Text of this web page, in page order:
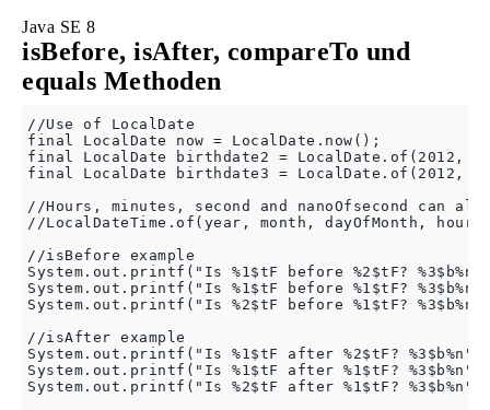
Java SE 8
isBefore, isAfter, compareTo und
equals Methoden
//Use of LocalDate
final LocalDate now = LocalDate.now();
final LocalDate birthdate2 = LocalDate.of(2012,
final LocalDate birthdate3 = LocalDate.of(2012,
//Hours, minutes, second and nanoOfsecond can
//LocalDateTime.of(year, month, dayOfMonth, hour,
//isBefore example
System.out.printf("Is %1$tF before %2$tF?
System.out.printf("Is %1$tF before %1$tF?
System.out.printf("Is %2$tF before %1$tF?
//isAfter example
System.out.printf("Is %1$tF after %2$tF?
System.out.printf("Is %1$tF after %1$tF?
System.out.printf("Is %2$tF after %1$tF?